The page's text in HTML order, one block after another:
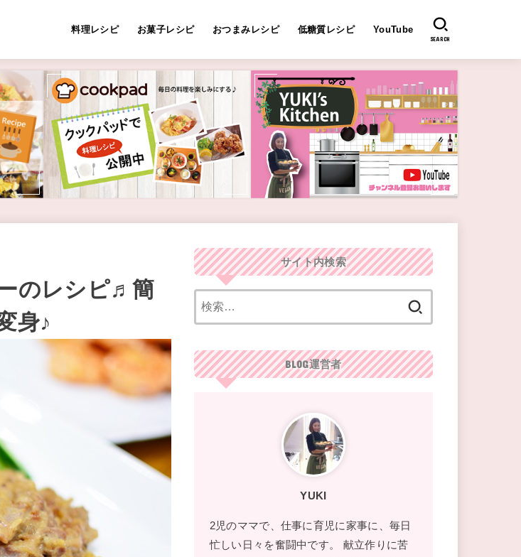
料理レシピ お菓子レシピ おつまみレシピ 低糖質レシピ YouTube
SEARCH
のレシピ♬簡
身♪
サイト内検索
BLOG運営者
YUKI
2児のママで、仕事に育児に家事に、毎日
忙しい日々を奮闘中です。 献立作りに苦